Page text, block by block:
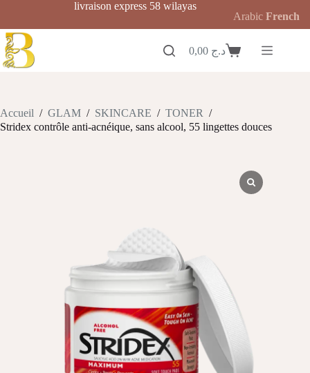
contenu
livraison express 58 wilayas
Panierد.ج
Accueil / GLAM / SKINCARE / TONER /
Stridex contrôle anti-acnéique, sans alcool, 55 lingettes douces
Arabic French